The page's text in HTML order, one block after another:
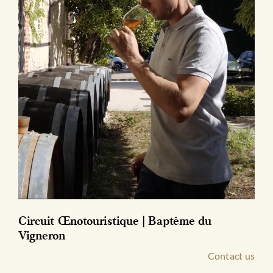
produit
Circuit Œnotouristique | Baptême du
Vigneron
Contact us